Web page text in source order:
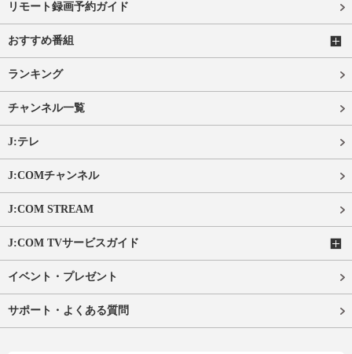
リモート録画予約ガイド
おすすめ番組
ランキング
チャンネル一覧
J:テレ
J:COMチャンネル
J:COM STREAM
J:COM TVサービスガイド
イベント・プレゼント
サポート・よくある質問